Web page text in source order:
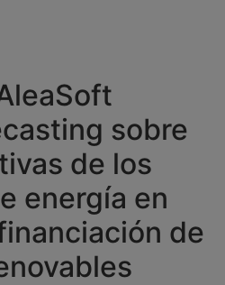
sobre
de los
energía en
de